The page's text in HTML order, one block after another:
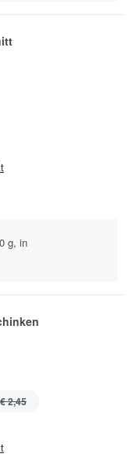
g, in
€ 2,45